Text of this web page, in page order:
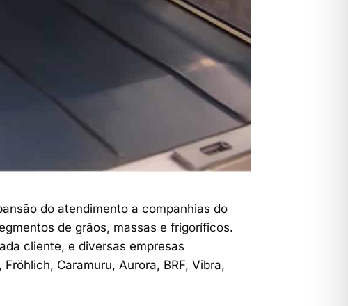
do atendimento a companhias do
de grãos, massas e frigoríficos.
cliente, e diversas empresas
Caramuru, Aurora, BRF, Vibra,